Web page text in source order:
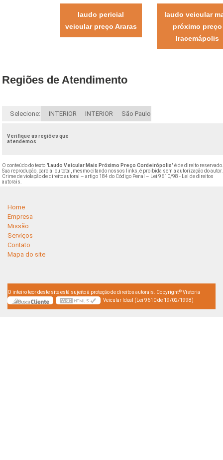
laudo pericial
veicular preço Araras
laudo veicular
próximo preço
Iracemápolis
Regiões de Atendimento
Selecione: INTERIOR INTERIOR São Paulo
Verifique as regiões que
atendemos
O conteúdo do texto "Laudo Veicular Mais Próximo Preço Cordeirópolis" é de direito
Sua reprodução, parcial ou total, mesmo citando nossos links, é proibida sem a autorização do autor.
Crime de violação de direito autoral – artigo 184 do Código Penal –
Lei 9610/98 - Lei de direitos
autorais
Home
Empresa
Missão
Serviços
Contato
Mapa do site
O inteiro teor deste site está sujeito à proteção de direitos autorais. Copyright© Vistoria
Veicular Ideal (Lei 9610 de 19/02/1998)